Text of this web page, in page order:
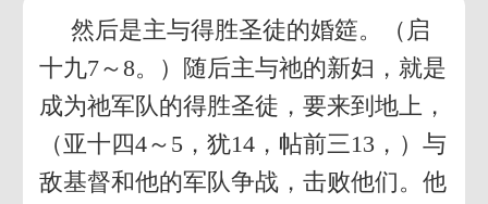
然后是主与得胜圣徒的婚筵。（启
十九7～8。）随后主与祂的新妇，就是
成为祂军队的得胜圣徒，要来到地上，
（亚十四4～5，犹14，帖前三13，）与
敌基督和他的军队争战，击败他们。他